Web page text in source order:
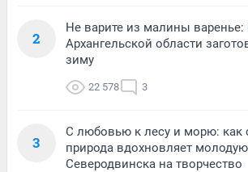
2
Не варите из малины варенье:
Архангельской области
зиму
22 578 3
3
С любовью к лесу и морю: как
природа вдохновляет
Северодвинска на творчество